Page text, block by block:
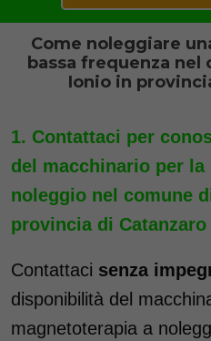
Come noleggiare
bassa frequenza nel
Ionio in
Contattaci per
del macchinario per la
noleggio nel comune
provincia di Catanzaro
Contattaci senza
disponibilità del
magnetoterapia a